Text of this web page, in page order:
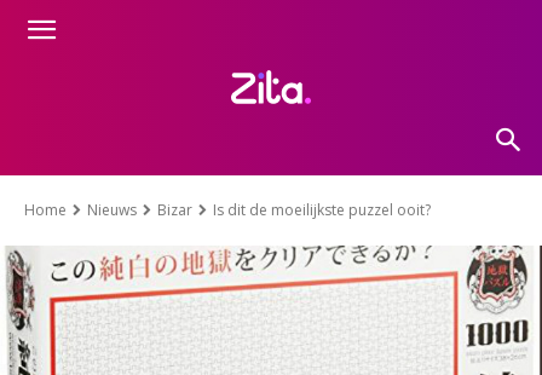
Home Nieuws Bizar Is dit de moeilijkste puzzel ooit?